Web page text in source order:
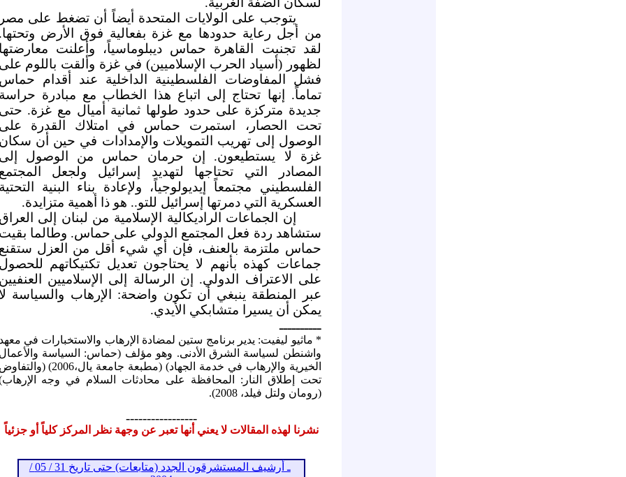
يتوجب على الولايات المتحدة أيضاً أن تضغط على
من أجل رعاية حدودها مع غزة بفعالية فوق الأرض
لقد تجنبت القاهرة حماس ديبلوماسياً، وأعلنت
لظهور (أسياد الحرب الإسلاميين) في غزة وألقت باللوم
فشل المفاوضات الفلسطينية الداخلية عند أقدام
تماماً. إنها تحتاج إلى اتباع هذا الخطاب مع مبادرة
جديدة متركزة على حدود طولها ثمانية أميال مع غزة.
تحت الحصار، استمرت حماس في امتلاك القدرة
الوصول إلى تهريب التمويلات والإمدادات في حين أن
غزة لا يستطيعون. إن حرمان حماس من الوصول
المصادر التي تحتاجها لتهديد إسرائيل ولجعل
الفلسطيني مجتمعاً إيديولوجياً، ولإعادة بناء البنية
العسكرية التي دمرتها إسرائيل للتو.. هو ذا أهمية متزايدة.
إن الجماعات الراديكالية الإسلامية من لبنان إلى
ستشاهد ردة فعل المجتمع الدولي على حماس. وطالما
حماس ملتزمة بالعنف، فإن أي شيء أقل من العزل
جماعات كهذه بأنهم لا يحتاجون تعديل تكتيكاتهم
على الاعتراف الدولي. إن الرسالة إلى الإسلاميين
عبر المنطقة ينبغي أن تكون واضحة: الإرهاب والسياسة
يمكن أن يسيرا متشابكي الأيدي.
ــــــــــ
* ماثيو ليفيت: يدير برنامج ستين لمضادة الإرهاب والاستخبارات في
واشنطن لسياسة الشرق الأدنى. وهو مؤلف (حماس: السياسة
الخيرية والإرهاب في خدمة الجهاد) (مطبعة جامعة يال،2006)
تحت إطلاق النار: المحافظة على محادثات السلام في وجه
(رومان ولتل فيلد، 2008).
-----------------
نشرنا لهذه المقالات لا يعني أنها تعبر عن وجهة نظر المركز كلياً أو جزئياً
ـ أرشيف المستشرقون الجدد (متابعات) حتى تاريخ 31 / 05 /